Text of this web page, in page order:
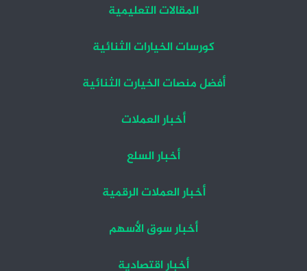
المقالات التعليمية
كورسات الخيارات الثنائية
أفضل منصات الخيارت الثنائية
أخبار العملات
أخبار السلع
أخبار العملات الرقمية
أخبار سوق الأسهم
أخبار اقتصادية